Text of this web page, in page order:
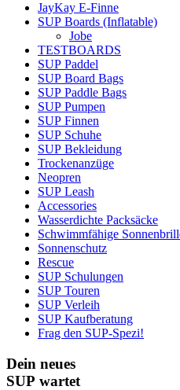
JayKay E-Finne
SUP Boards (Inflatable)
Jobe
TESTBOARDS
SUP Paddel
SUP Board Bags
SUP Paddle Bags
SUP Pumpen
SUP Finnen
SUP Schuhe
SUP Bekleidung
Trockenanzüge
Neopren
SUP Leash
Accessories
Wasserdichte Packsäcke
Schwimmfähige
Sonnenschutz
Rescue
SUP Schulungen
SUP Touren
SUP Verleih
SUP Kaufberatung
Frag den SUP-Spezi!
Dein neues
SUP wartet